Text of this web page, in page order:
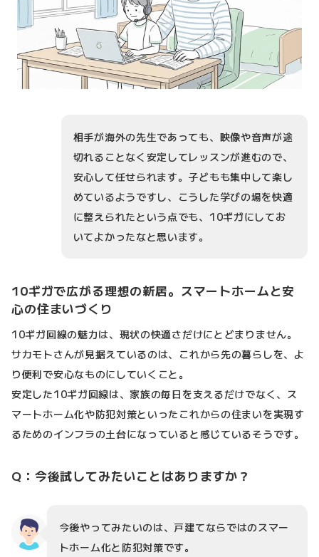
相手が海外の先生であっても、映像や音声が途
切れることなく安定してレッスンが進むので、
安心して任せられます。子どもも集中して楽し
めているようですし、こうした学びの場を快適
に整えられたという点でも、10ギガにしてお
いてよかったなと思います。
10ギガで広がる理想の新居。スマートホームと安
心の住まいづくり
10ギガ回線の魅力は、現状の快適さだけにとどまりません。
サカモトさんが見据えているのは、これから先の暮らしを、よ
り便利で安心なものにしていくこと。
安定した10ギガ回線は、家族の毎日を支えるだけでなく、ス
マートホーム化や防犯対策といったこれからの住まいを実現す
るためのインフラの土台になっていると感じているそうです。
Q：今後試してみたいことはありますか？
今後やってみたいのは、戸建てならではのスマー
トホーム化と防犯対策です。